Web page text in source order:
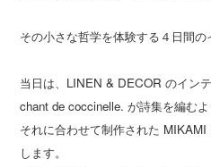
その小さな哲学を体験する４日間の
当日は、LINEN & DECOR のイン
chant de coccinelle. が詩集を編むよ
それに合わせて制作された
します。